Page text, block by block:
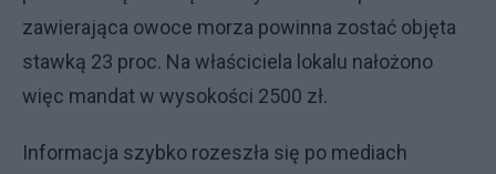
zawierająca owoce morza powinna zostać objęta
stawką 23 proc. Na właściciela lokalu nałożono
więc mandat w wysokości 2500 zł.
Informacja szybko rozeszła się po mediach